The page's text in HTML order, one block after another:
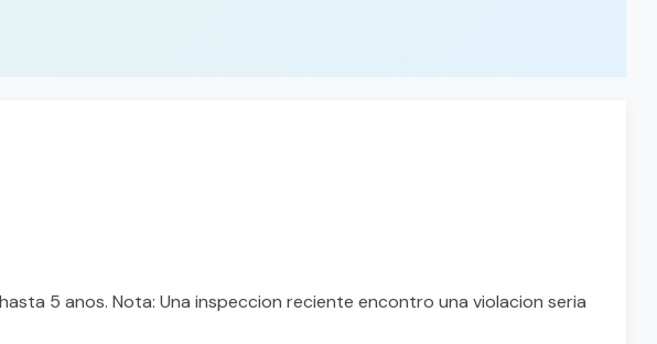
5 anos. Nota: Una inspeccion reciente encontro una violacion seria